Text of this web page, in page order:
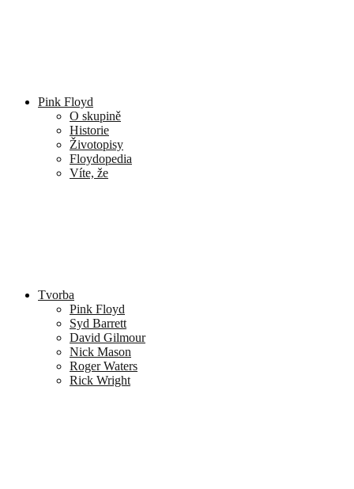
Pink Floyd
O skupině
Historie
Životopisy
Floydopedia
Víte, že
Tvorba
Pink Floyd
Syd Barrett
David Gilmour
Nick Mason
Roger Waters
Rick Wright